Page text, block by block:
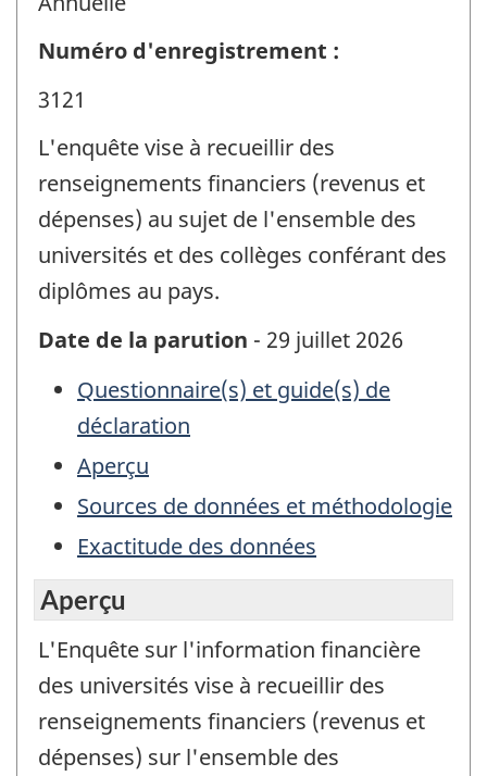
Numéro d'enregistrement :
3121
L'enquête vise à recueillir des
renseignements financiers (revenus et
dépenses) au sujet de l'ensemble des
universités et des collèges conférant des
diplômes au pays.
Date de la parution - 29 juillet 2026
Questionnaire(s) et guide(s) de
déclaration
Aperçu
Sources de données et méthodologie
Exactitude des données
Aperçu
L'Enquête sur l'information financière
des universités vise à recueillir des
renseignements financiers (revenus et
dépenses) sur l'ensemble des